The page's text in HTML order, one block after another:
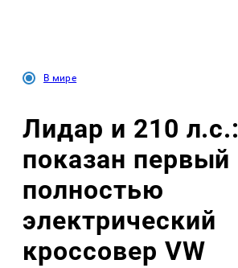
В мире
Лидар и 210 л.с.:
показан первый
полностью
электрический
кроссовер VW